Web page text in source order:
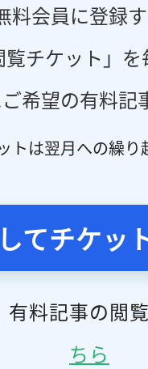
料会員に登録
チケット」
希望の有料記
トは翌月への繰り
てチケッ
有料記事の閲
ちら